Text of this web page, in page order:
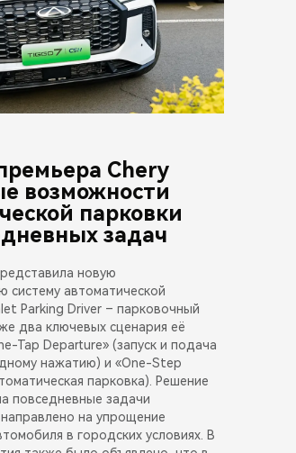
Chery
возможности
парковки
задач
новую
систему автоматической
Parking Driver – парковочный
два ключевых сценария её
Tap Departure» (запуск и подача
нажатию) и «One-Step
парковка). Решение
повседневные задачи
на упрощение
в городских условиях. В